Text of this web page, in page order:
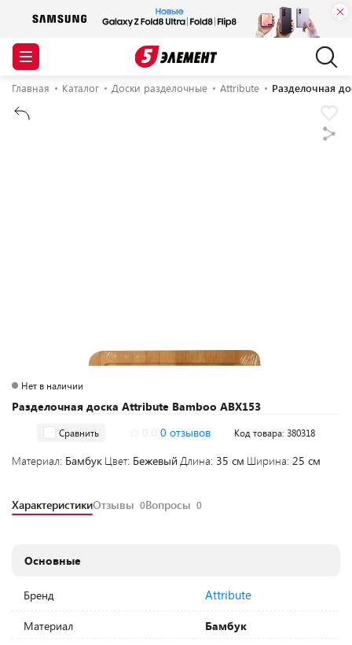
Главная Каталог Доски разделочные Attribute Разделочная
Разделочная доска Attribute Bamboo ABX153
Нет в наличии
Сравнить 0 отзывов Код товара: 380318
Материал: Бамбук Цвет: Бежевый Длина: 35 см Ширина: 25 см
ХарактеристикиОтзывы 0Вопросы 0
Основные
Бренд Attribute
Материал
Бамбук